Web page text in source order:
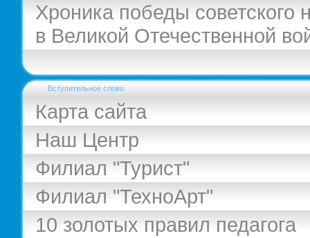
Хроника победы советского
в Великой Отечественной
Вступительное слово
Карта сайта
Наш Центр
Филиал "Турист"
Филиал "ТехноАрт"
10 золотых правил педагога